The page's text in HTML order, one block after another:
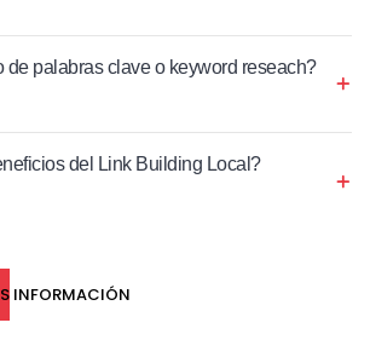
de palabras clave o keyword reseach?
del Link Building Local?
INFORMACIÓN